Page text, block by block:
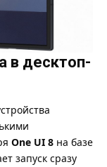
в десктоп-
One UI 8 на базе
запуск сразу